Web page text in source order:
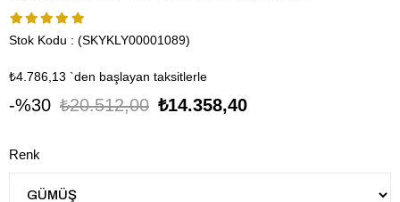
Stok Kodu (SKYKLY00001089)
₺4.786,13 `den başlayan taksitlerle
30 ₺20.512,00 ₺14.358,40
Renk